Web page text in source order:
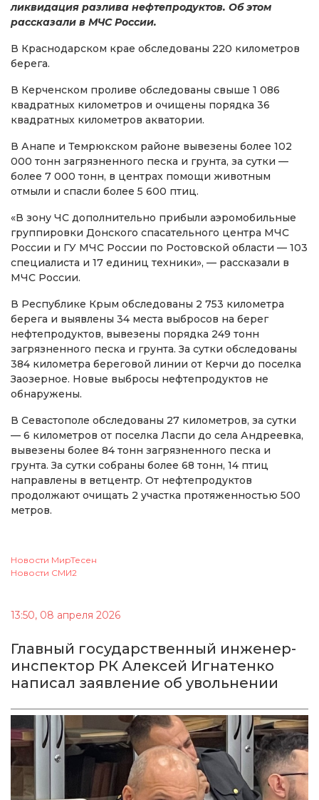
ликвидация разлива нефтепродуктов. Об этом
рассказали в МЧС России.
В Краснодарском крае обследованы 220 километров
берега.
В Керченском проливе обследованы свыше 1 086
квадратных километров и очищены порядка 36
квадратных километров акватории.
В Анапе и Темрюкском районе вывезены более 102
000 тонн загрязненного песка и грунта, за сутки —
более 7 000 тонн, в центрах помощи животным
отмыли и спасли более 5 600 птиц.
«В зону ЧС дополнительно прибыли аэромобильные
группировки Донского спасательного центра МЧС
России и ГУ МЧС России по Ростовской области — 103
специалиста и 17 единиц техники», — рассказали в
МЧС России.
В Республике Крым обследованы 2 753 километра
берега и выявлены 34 места выбросов на берег
нефтепродуктов, вывезены порядка 249 тонн
загрязненного песка и грунта. За сутки обследованы
384 километра береговой линии от Керчи до поселка
Заозерное. Новые выбросы нефтепродуктов не
обнаружены.
В Севастополе обследованы 27 километров, за сутки
— 6 километров от поселка Ласпи до села Андреевка,
вывезены более 84 тонн загрязненного песка и
грунта. За сутки собраны более 68 тонн, 14 птиц
направлены в ветцентр. От нефтепродуктов
продолжают очищать 2 участка протяженностью 500
метров.
Новости МирТесен
Новости СМИ2
13:50, 08 апреля 2026
Главный государственный инженер-
инспектор РК Алексей Игнатенко
написал заявление об увольнении